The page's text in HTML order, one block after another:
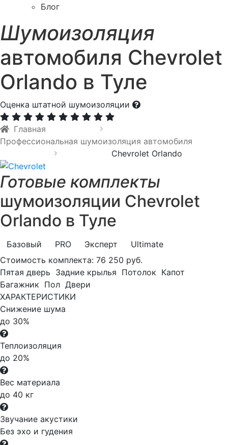
Блог
Шумоизоляция
автомобиля Chevrolet
Orlando в Туле
Оценка штатной шумоизоляции
Главная
Профессиональная шумоизоляция автомобиля
Chevrolet Orlando
Готовые комплекты
шумоизоляции Chevrolet
Orlando в Туле
Базовый PRO Эксперт
Ultimate
Стоимость комплекта: 76 250 руб.
Пятая дверь Задние крылья Потолок Капот
Багажник Пол Двери
ХАРАКТЕРИСТИКИ
Снижение шума
до 30%
Теплоизоляция
до 20%
Вес материала
до 40 кг
Звучание акустики
Без эхо и гудения